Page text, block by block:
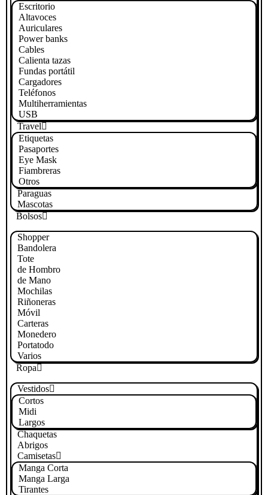
Escritorio
Altavoces
Auriculares
Power banks
Cables
Calienta tazas
Fundas portátil
Cargadores
Teléfonos
Multiherramientas
USB
Travel
Etiquetas
Pasaportes
Eye Mask
Fiambreras
Otros
Paraguas
Mascotas
Bolsos
Shopper
Bandolera
Tote
de Hombro
de Mano
Mochilas
Riñoneras
Móvil
Carteras
Monedero
Portatodo
Varios
Ropa
Vestidos
Cortos
Midi
Largos
Chaquetas
Abrigos
Camisetas
Manga Corta
Manga Larga
Tirantes